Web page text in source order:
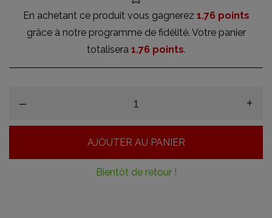
En achetant ce produit vous gagnerez 1.76 points
grâce à notre programme de fidélité. Votre panier
totalisera 1.76 points.
– +
AJOUTER AU PANIER
Bientôt de retour !